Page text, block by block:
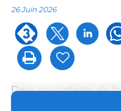
26 Juin 2026
Dans un contexte de